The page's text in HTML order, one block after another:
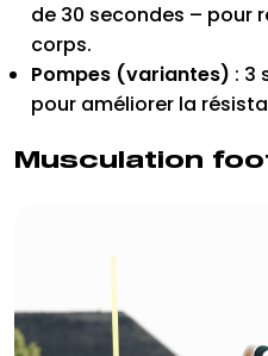
de 30 secondes – pour
corps.
Pompes (variantes) : 3
pour améliorer la
Musculation